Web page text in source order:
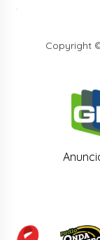
Copyright